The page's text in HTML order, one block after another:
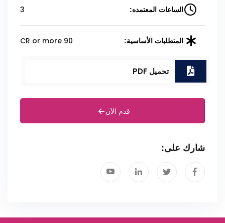
الساعات المعتمده: 3
المتطلبات الأساسية: 90 CR or more
تحميل PDF
قدم الآن
شارك على: